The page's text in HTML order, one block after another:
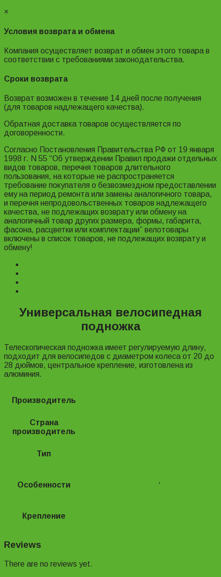
×
Условия возврата и обмена
Компания осуществляет возврат и обмен этого товара в
соответствии с требованиями законодательства.
Сроки возврата
Возврат возможен в течение 14 дней после получения
(для товаров надлежащего качества).
Обратная доставка товаров осуществляется по
договоренности.
Согласно Постановления Правительства РФ от 19 января
1998 г. N 55 “Об утверждении Правил продажи отдельных
видов товаров, перечня товаров длительного
пользования, на которые не распространяется
требование покупателя о безвозмездном предоставлении
ему на период ремонта или замены аналогичного товара,
и перечня непродовольственных товаров надлежащего
качества, не подлежащих возврату или обмену на
аналогичный товар других размера, формы, габарита,
фасона, расцветки или комплектации” велотовары
включены в список товаров, не подлежащих возврату и
обмену!
Универсальная велосипедная
подножка
Телескопическая подножка имеет регулируемую длину,
подходит для велосипедов с диаметром колеса от 20 до
28 дюймов, центральное крепление, изготовлена из
алюминия.
Производитель
Страна
производитель
Тип
Особенности
,
Крепление
Reviews
There are no reviews yet.